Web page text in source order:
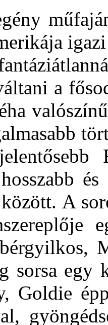
a
A
sorsa
Goldie